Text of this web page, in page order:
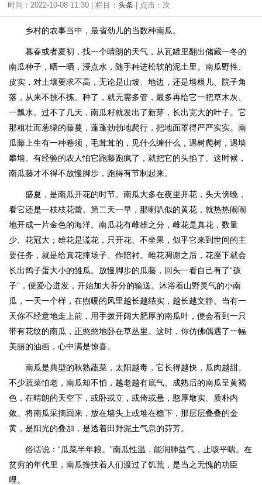
时间：2022-10-08 11:30 | 栏目： 头条 | 点击： 次
乡村的农事当中，最省劲儿的当数种南瓜。
暮春或者夏初，找一个晴朗的天气，从瓦罐里翻出储藏一冬的
南瓜种子，晒一晒，浸点水，随手种进松软的泥土里。南瓜野性、
皮实，对土壤要求不高，无论是山坡、地边，还是墙根儿、院子角
落，从来不挑不拣。种了，就无需多管，最多再给它一把草木灰、
一瓢水。过不了几天，南瓜籽就发出了新芽，长出宽大的叶子。它
那粗壮而葱绿的藤蔓，蓬蓬勃勃地爬行，把地面罩得严严实实。南
瓜藤上生有一种卷须，毛茸茸的，见什么缠什么，遇树爬树，遇墙
攀墙。有经验的农人怕它跑藤跑疯了，就把它的头掐了。这时候，
南瓜藤才不得不放慢脚步，跑得有节制起来。
盛夏，是南瓜开花的时节。南瓜大多在夜里开花，头天傍晚，
看它还是一枝枝花蕾。第二天一早，那喇叭似的黄花，就热热闹闹
地开成一片金色的海洋。南瓜花有雌雄之分，雌花是真花，数量
少、花冠大；雄花是谎花，只开花、不坐果，似乎它来到世间的主
要任务，就是给真花捧场子、作陪衬。雌花凋谢之后，花座下就会
长出鸽子蛋大小的雏瓜。放慢脚步的瓜藤，回头一看自己有了“孩
子”，便爱心迸发，开始加大养分的输送。沐浴着山野灵气的小南
瓜，一天一个样，在煦暖的风里越长越结实，越长越文静。当有一
天你不经意地走上前，用手拨开阔大肥厚的南瓜叶，便会看到一只
带有花纹的南瓜，正憨憨地卧在草丛里。这时，你仿佛偶遇了一幅
美丽的油画，心中满是惊喜。
南瓜是典型的秋熟蔬菜，太阳越毒，它长得越快，瓜肉越甜。
不少蔬菜怕老，南瓜却不怕，越老越有底气。成熟后的南瓜呈黄褐
色，在晴朗的天空下，或卧或立，或倚或悬，憨厚墩实、质朴内
敛。将南瓜采摘回来，放在墙头上或堆在檐下，那层层叠叠的金
黄，是阳光的叠加，是透着田野泥土气息的芬芳。
俗话说：“瓜菜半年粮。”南瓜性温，能润肺益气，止咳平喘。在
贫穷的年代里，南瓜搀扶着人们渡过了饥荒，是当之无愧的功臣
哩。